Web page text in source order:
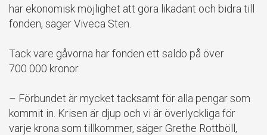
har ekonomisk möjlighet att göra likadant och bidra till
fonden, säger Viveca Sten.
Tack vare gåvorna har fonden ett saldo på över
700 000 kronor.
– Förbundet är mycket tacksamt för alla pengar som
kommit in. Krisen är djup och vi är överlyckliga för
varje krona som tillkommer, säger Grethe Rottböll,